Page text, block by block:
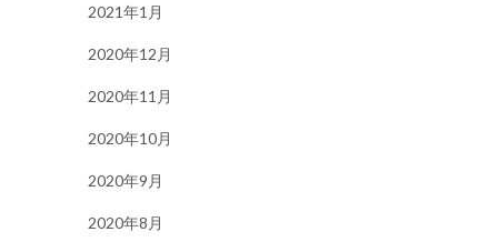
2021年1月
2020年12月
2020年11月
2020年10月
2020年9月
2020年8月